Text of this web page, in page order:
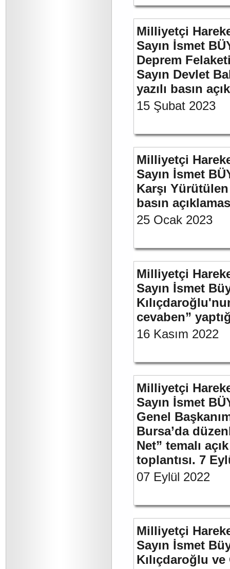
Milliyetçi
Sayın İsmet
Deprem
Sayın Devlet
yazılı basın
15 Şubat 2023
Milliyetçi
Sayın İsmet
Karşı Yürütülen
basın
25 Ocak 2023
Milliyetçi
Sayın İsmet
cevaben”
16 Kasım 2022
Milliyetçi
Sayın İsmet
Genel
Bursa’da
Net” temalı
toplantısı. 7
07 Eylül 2022
Milliyetçi
Sayın İsmet
Kılıçdaroğlu